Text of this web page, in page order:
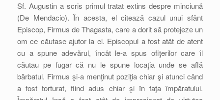
Sf. Augustin a scris primul tratat extins despre minciună
(De Mendacio). În acesta, el citează cazul unui sfânt
Episcop, Firmus de Thagasta, care a dorit să protejeze un
om ce căutase ajutor la el. Episcopul a fost atât de atent
cu a spune adevărul, încât le-a spus ofiţerilor care îl
căutau pe fugar că nu le spune locaţia unde se află
bărbatul. Firmus şi-a menţinut poziţia chiar şi atunci când
a fost torturat, fiind adus chiar şi în faţa împăratului.